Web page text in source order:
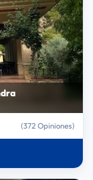
(372 Opiniones)